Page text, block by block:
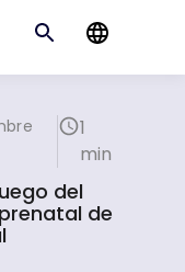
1
min
del
de